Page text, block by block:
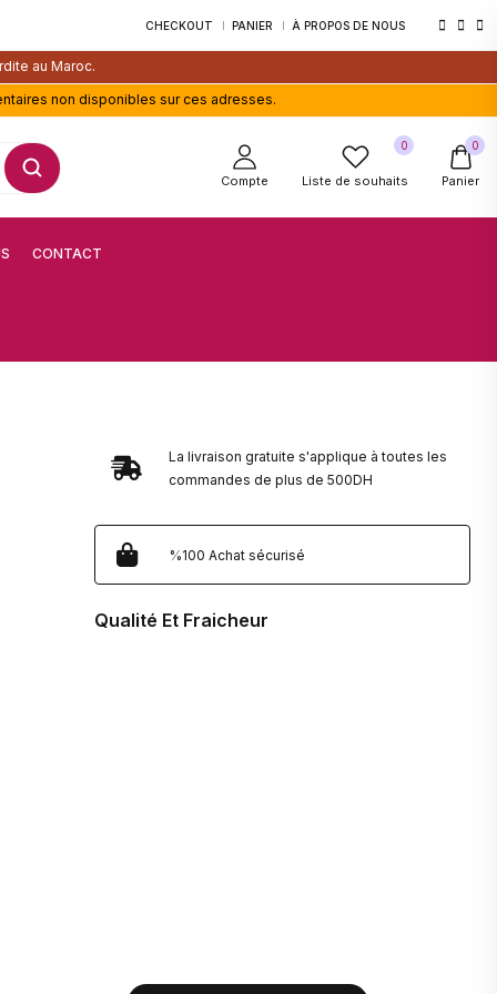
CHECKOUT PANIER À PROPOS DE NOUS
au Maroc.
non disponibles sur ces adresses.
Compte
0
Liste de souhaits
0
Panier
CONTACT
La livraison gratuite s'applique à toutes les
commandes de plus de 500DH
%100 Achat sécurisé
Qualité Et Fraicheur